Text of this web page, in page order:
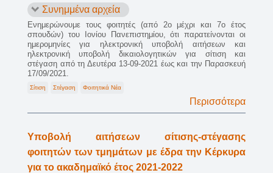
Συνημμένα αρχεία
Ενημερώνουμε τους φοιτητές (από 2ο μέχρι και 7ο έτος
σπουδών) του Ιονίου Πανεπιστημίου, ότι παρατείνονται οι
ημερομηνίες για ηλεκτρονική υποβολή αιτήσεων και
ηλεκτρονική υποβολή δικαιολογητικών για σίτιση και
στέγαση από τη Δευτέρα 13-09-2021 έως και την Παρασκευή
17/09/2021.
Σίτιση Στέγαση Φοιτητικά Νέα
Περισσότερα
Υποβολή αιτήσεων σίτισης-στέγασης
φοιτητών των τμημάτων με έδρα την Κέρκυρα
για το ακαδημαϊκό έτος 2021-2022